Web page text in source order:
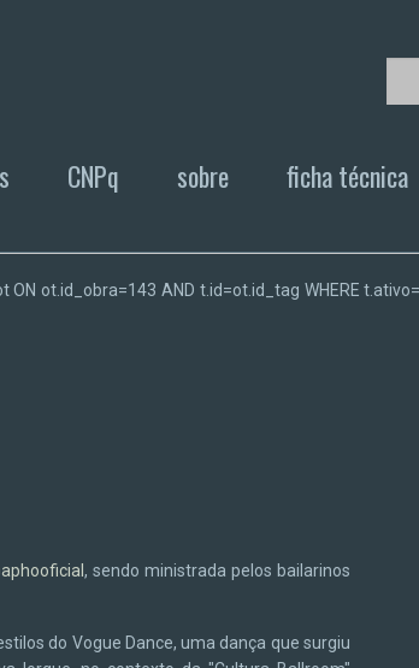
CNPq sobre ficha técnica
ot.id_obra=143 AND t.id=ot.id_tag WHERE
, sendo ministrada pelos bailarinos
do Vogue Dance, uma dança que surgiu